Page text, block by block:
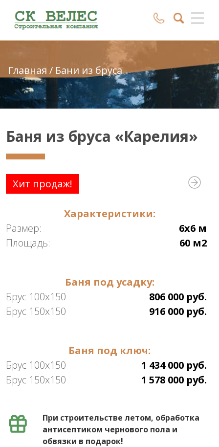
Главная / Бани из бруса
Баня из бруса «Карелия»
Хит продаж!
Характеристики:
Размер:
6х6 м
Площадь:
60 м2
Баня под усадку:
Брус 100х150
806 000 руб.
Брус 150х150
916 000 руб.
Баня под ключ:
Брус 100х150
1 434 000 руб.
Брус 150х150
1 578 000 руб.
При строительстве летом, обработка
антисептиком чернового пола и
обвязки в подарок!